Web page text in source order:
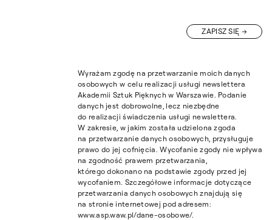
ZAPISZ SIĘ
Wyrażam zgodę na przetwarzanie moich danych
osobowych w celu realizacji usługi newslettera
Akademii Sztuk Pięknych w Warszawie. Podanie
danych jest dobrowolne, lecz niezbędne
do realizacji świadczenia usługi newslettera.
W zakresie, w jakim została udzielona zgoda
na przetwarzanie danych osobowych, przysługuje
prawo do jej cofnięcia. Wycofanie zgody nie wpływa
na zgodność prawem przetwarzania,
którego dokonano na podstawie zgody przed jej
wycofaniem. Szczegółowe informacje dotyczące
przetwarzania danych osobowych znajdują się
na stronie internetowej pod adresem:
www.asp.waw.pl/dane-osobowe/.